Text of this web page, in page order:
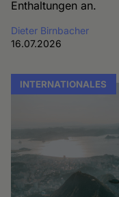
Enthaltungen an.
Dieter Birnbacher
16.07.2026
INTERNATIONALES